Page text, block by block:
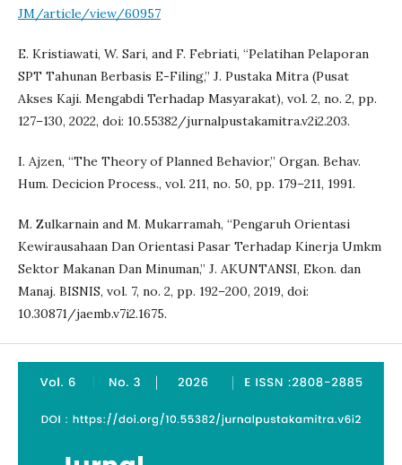
JM/article/view/60957
E. Kristiawati, W. Sari, and F. Febriati, “Pelatihan Pelaporan
SPT Tahunan Berbasis E-Filing,” J. Pustaka Mitra (Pusat
Akses Kaji. Mengabdi Terhadap Masyarakat), vol. 2, no. 2, pp.
127–130, 2022, doi: 10.55382/jurnalpustakamitra.v2i2.203.
I. Ajzen, “The Theory of Planned Behavior,” Organ. Behav.
Hum. Decicion Process., vol. 211, no. 50, pp. 179–211, 1991.
M. Zulkarnain and M. Mukarramah, “Pengaruh Orientasi
Kewirausahaan Dan Orientasi Pasar Terhadap Kinerja Umkm
Sektor Makanan Dan Minuman,” J. AKUNTANSI, Ekon. dan
Manaj. BISNIS, vol. 7, no. 2, pp. 192–200, 2019, doi:
10.30871/jaemb.v7i2.1675.